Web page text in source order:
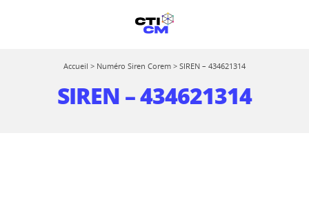
Accueil > Numéro Siren Corem > SIREN – 434621314
SIREN – 434621314